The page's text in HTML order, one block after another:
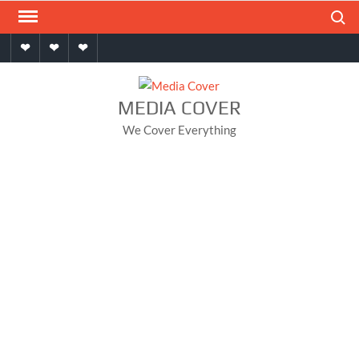
Skip
contentHomeAboutContact
MEDIA COVER
We Cover Everything